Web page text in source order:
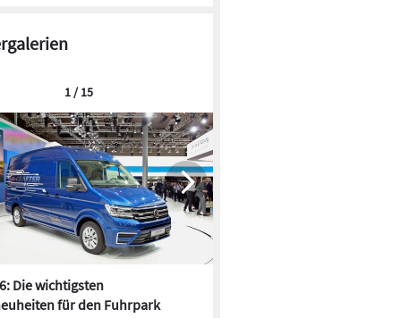
Die wichtigsten
für den Fuhrpark
1 / 15